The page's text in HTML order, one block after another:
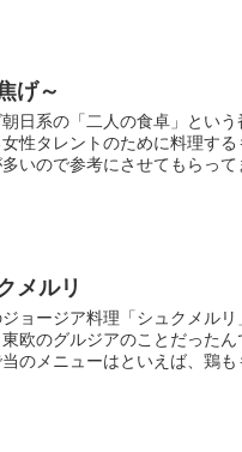
げ～
日系の「二人の食卓」とい
性タレントのために料理す
いので参考にさせてもらっ
メルリ
ョージア料理「シュクメル
東欧のグルジアのことだった
のメニューはといえば、鶏